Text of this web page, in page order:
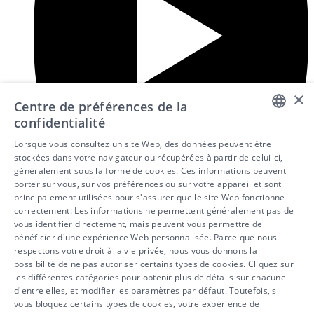
FRENCH
ENGLISH
×
Centre de préférences de la
confidentialité
Lorsque vous consultez un site Web, des données peuvent être
stockées dans votre navigateur ou récupérées à partir de celui-ci,
généralement sous la forme de cookies. Ces informations peuvent
porter sur vous, sur vos préférences ou sur votre appareil et sont
principalement utilisées pour s'assurer que le site Web fonctionne
correctement. Les informations ne permettent généralement pas de
vous identifier directement, mais peuvent vous permettre de
bénéficier d'une expérience Web personnalisée. Parce que nous
respectons votre droit à la vie privée, nous vous donnons la
possibilité de ne pas autoriser certains types de cookies. Cliquez sur
les différentes catégories pour obtenir plus de détails sur chacune
d'entre elles, et modifier les paramètres par défaut. Toutefois, si
vous bloquez certains types de cookies, votre expérience de